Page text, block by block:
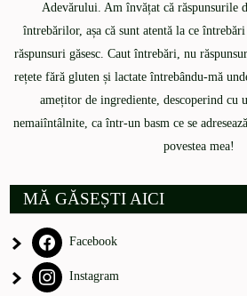
Adevărului. Am învățat că răspunsurile
întrebărilor, așa că sunt atentă la ce
răspunsuri găsesc. Caut întrebări, nu
rețete fără gluten și lactate întrebându-mă
amețitor de ingrediente, descoperind cu
nemaiîntâlnite, ca într-un basm ce se
povestea mea!
MĂ GĂSEȘTI AICI
Facebook
Instagram